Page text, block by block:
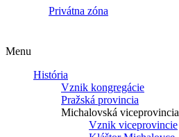
Privátna zóna
Menu
História
Vznik kongregácie
Pražská provincia
Michalovská viceprovincia
Vznik viceprovincie